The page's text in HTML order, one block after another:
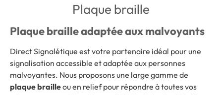
Plaque braille
Plaque braille adaptée aux malvoyants
Direct Signalétique est votre partenaire idéal pour une
signalisation accessible et adaptée aux personnes
malvoyantes. Nous proposons une large gamme de
plaque brailleou en relief pour répondre à toutes vos